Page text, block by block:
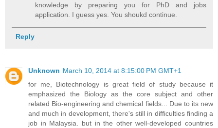
knowledge by preparing you for PhD and jobs
application. I guess yes. You shoukd continue.
Reply
Unknown March 10, 2014 at 8:15:00 PM GMT+1
for me, Biotechnology is great field of study because it
emphasized the Biology as the core subject and other
related Bio-engineering and chemical fields... Due to its new
and much in development, there's still in difficulties finding a
job in Malaysia. but in the other well-developed countries